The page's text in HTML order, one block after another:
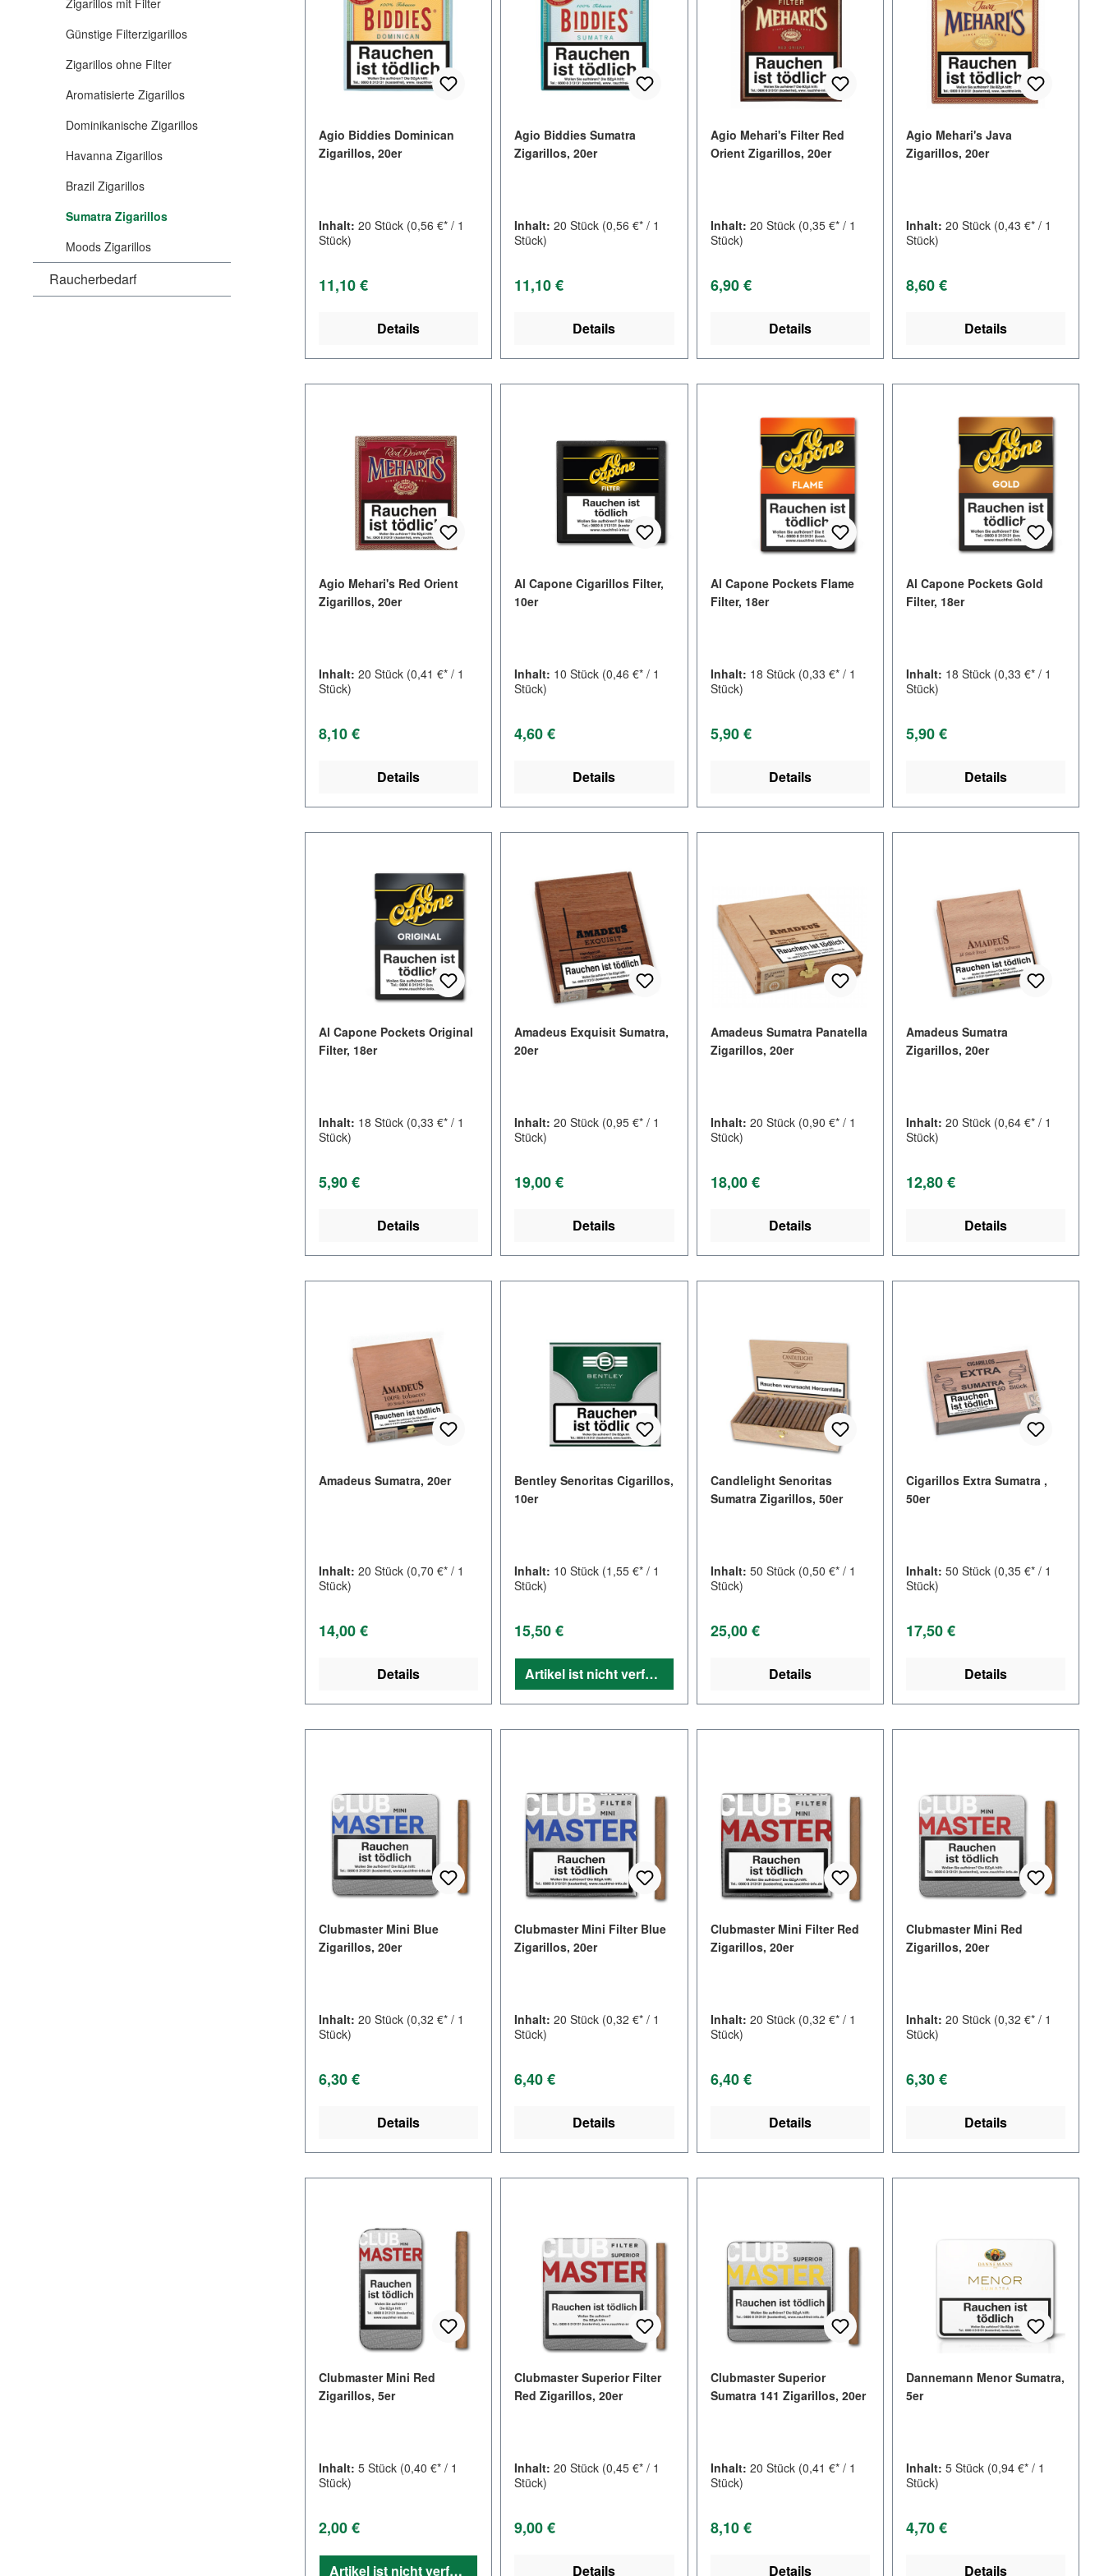
Zigarillos mit Filter
Günstige Filterzigarillos
Zigarillos ohne Filter
Aromatisierte Zigarillos
Dominikanische Zigarillos
Havanna Zigarillos
Brazil Zigarillos
Sumatra Zigarillos
Moods Zigarillos
Raucherbedarf
Agio Biddies Dominican
Zigarillos, 20er
Inhalt: 20 Stück (0,56 €* / 1
Stück)
Regulärer Preis:
11,10 €
Details
Agio Biddies Sumatra
Zigarillos, 20er
Inhalt:20 Stück (0,56 €* / 1
Stück)
Regulärer Preis:
11,10 €
Details
Agio Mehari's Filter Red
Orient Zigarillos, 20er
Inhalt: 20 Stück (0,35 €* / 1
Stück)
Regulärer Preis:
6,90 €
Details
Agio Mehari's Java
Zigarillos, 20er
Inhalt: 20 Stück (0,43 €* / 1
Stück)
Regulärer Preis:
8,60 €
Details
Agio Mehari's Red Orient
Zigarillos, 20er
Inhalt: 20 Stück (0,41 €* / 1
Stück)
Regulärer Preis:
8,10 €
Details
Al Capone Cigarillos Filter,
10er
Inhalt: 10 Stück (0,46 €* / 1
Stück)
Regulärer Preis:
4,60 €
Details
Al Capone Pockets Flame
Filter, 18er
Inhalt: 18 Stück (0,33 €* / 1
Stück)
Regulärer Preis:
5,90 €
Details
Al Capone Pockets Gold
Filter, 18er
Inhalt: 18 Stück (0,33 €* / 1
Stück)
Regulärer Preis:
5,90 €
Details
Al Capone Pockets Original
Filter, 18er
Inhalt: 18 Stück (0,33 €* / 1
Stück)
Regulärer Preis:
5,90 €
Details
Amadeus Exquisit Sumatra,
20er
Inhalt:20 Stück (0,95 €* / 1
Stück)
Regulärer Preis:
19,00 €
Details
Amadeus Sumatra Panatella
Zigarillos, 20er
Inhalt: 20 Stück (0,90 €* / 1
Stück)
Regulärer Preis:
18,00 €
Details
Amadeus Sumatra
Zigarillos, 20er
Inhalt: 20 Stück (0,64 €* / 1
Stück)
Regulärer Preis:
12,80 €
Details
Amadeus Sumatra, 20er
Inhalt: 20 Stück (0,70 €* / 1
Stück)
Regulärer Preis:
14,00 €
Details
Bentley Senoritas Cigarillos,
10er
Inhalt: 10 Stück (1,55 €* / 1
Stück)
Regulärer Preis:
15,50 €
Artikel ist nicht verfügbar
Candlelight Senoritas
Sumatra Zigarillos, 50er
Inhalt: 50 Stück (0,50 €* / 1
Stück)
Regulärer Preis:
25,00 €
Details
Cigarillos Extra Sumatra ,
50er
Inhalt: 50 Stück (0,35 €* / 1
Stück)
Regulärer Preis:
17,50 €
Details
Clubmaster Mini Blue
Zigarillos, 20er
Inhalt: 20 Stück (0,32 €* / 1
Stück)
Regulärer Preis:
6,30 €
Details
Clubmaster Mini Filter Blue
Zigarillos, 20er
Inhalt:20 Stück (0,32 €* / 1
Stück)
Regulärer Preis:
6,40 €
Details
Clubmaster Mini Filter Red
Zigarillos, 20er
Inhalt: 20 Stück (0,32 €* / 1
Stück)
Regulärer Preis:
6,40 €
Details
Clubmaster Mini Red
Zigarillos, 20er
Inhalt: 20 Stück (0,32 €* / 1
Stück)
Regulärer Preis:
6,30 €
Details
Clubmaster Mini Red
Zigarillos, 5er
Inhalt: 5 Stück (0,40 €* / 1
Stück)
Regulärer Preis:
2,00 €
Artikel ist nicht verfügbar
Clubmaster Superior Filter
Red Zigarillos, 20er
Inhalt:20 Stück (0,45 €* / 1
Stück)
Regulärer Preis:
9,00 €
Details
Clubmaster Superior
Sumatra 141 Zigarillos, 20er
Inhalt: 20 Stück (0,41 €* / 1
Stück)
Regulärer Preis:
8,10 €
Details
Dannemann Menor Sumatra,
5er
Inhalt: 5 Stück (0,94 €* / 1
Stück)
Regulärer Preis:
4,70 €
Details